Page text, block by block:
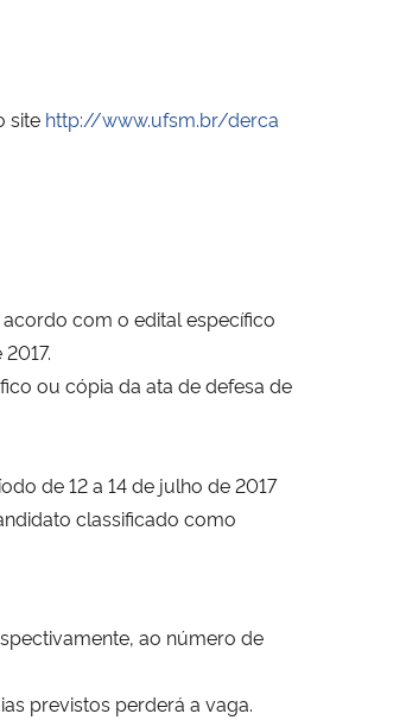
site http://www.ufsm.br/derca
com o edital específico
ou cópia da ata de defesa de
de 12 a 14 de julho de 2017
classificado como
ao número de
previstos perderá a vaga.